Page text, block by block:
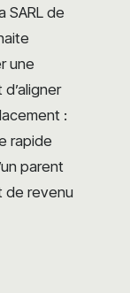
SARL de
une
:
rapide
parent
de revenu